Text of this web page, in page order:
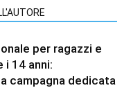
per ragazzi e
i 14 anni:
campagna dedicata